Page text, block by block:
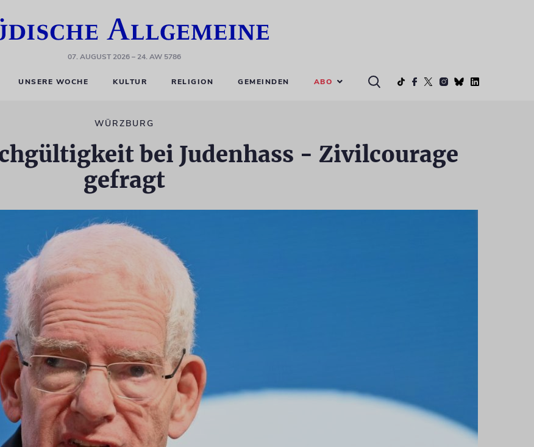
07. AUGUST 2026– 24. AW 5786
UNSERE WOCHE KULTUR RELIGION GEMEINDEN ABO
WÜRZBURG
bei Judenhass - Zivilcourage
gefragt